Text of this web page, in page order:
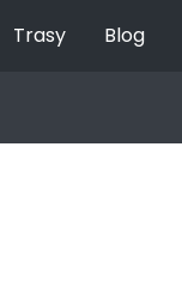
Trasy Blog